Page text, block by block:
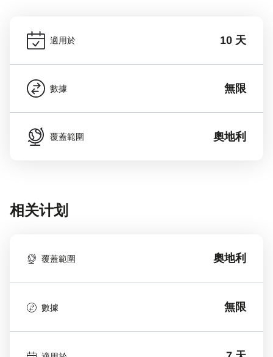
適用於 10 天
數據 無限
覆蓋範圍 奧地利
相关计划
覆蓋範圍 奧地利
數據 無限